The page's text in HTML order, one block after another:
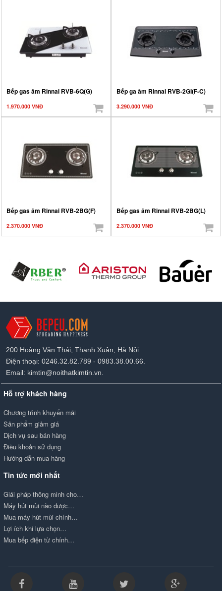
Bếp gas âm Rinnai RVB-6Q(G)
1.970.000 VNĐ
Bếp ga âm Rinnai RVB-2GI(F-C)
3.290.000 VNĐ
Bếp gas âm Rinnai RVB-2BG(F)
2.370.000 VNĐ
Bếp gas âm Rinnai RVB-2BG(L)
2.370.000 VNĐ
200 Hoàng Văn Thái, Thanh Xuân, Hà Nội
Điện thoại: 0246.32.82.789 - 0983.38.00.66.
Email: kimtin@noithatkimtin.vn.
Hỗ trợ khách hàng
Chương trình khuyến mãi
Sản phẩm giảm giá
Dịch vụ sau bán hàng
Điều khoản sử dụng
Hướng dẫn mua hàng
Tin tức mới nhất
Giải pháp thông minh cho…
Máy hút mùi nào được…
Mua máy hút mùi chính…
Lợi ích khi lựa chọn…
Mua bếp điện từ chính…